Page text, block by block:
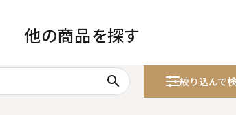
他の商品を探す
search 絞り込んで